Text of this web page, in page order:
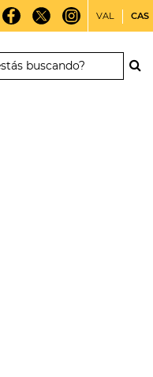
VAL CAS